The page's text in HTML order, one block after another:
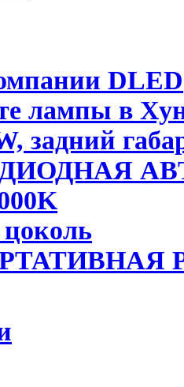
DLED
лампы в
задний